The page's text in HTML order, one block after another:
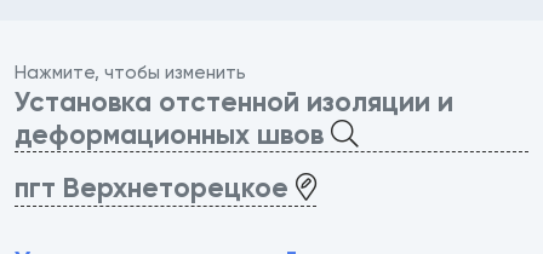
Нажмите, чтобы изменить
Установка отстенной изоляции и
деформационных швов
пгт Верхнеторецкое